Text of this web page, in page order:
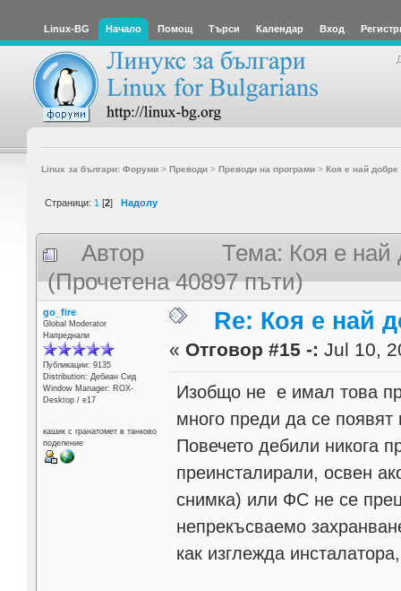
Linux-BG Начало Помощ Търси Календар Вход
Linux за българи: Форуми> Преводи> Преводи на програми> Коя е най добре
Страници: 1 [2] Надолу
Автор
Тема: Коя е най
(Прочетена 40897 пъти)
go_fire
Global Moderator
Напреднали
Публикации: 9135
Distribution: Дебиан Сид
Window Manager: ROX-
Desktop / е17
кашик с гранатомет в танково
поделение
Re: Коя е най
« Отговор #15 -: Jul 10,
Изобщо не е имал това
много преди да се
Повечето дебили никога
преинсталирали, освен
снимка) или ФС не се
непрекъсваемо
как изглежда